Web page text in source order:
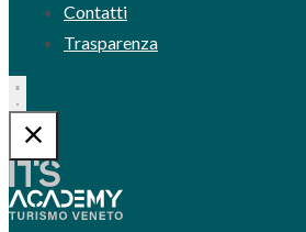
Contatti
Trasparenza